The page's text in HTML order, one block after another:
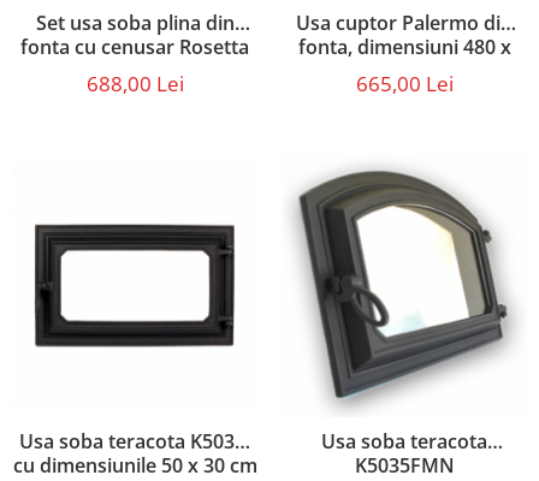
Set usa soba plina din
fonta cu cenusar Rosetta
688,00 Lei
Usa cuptor Palermo din
fonta, dimensiuni 480 x
595 mm
665,00 Lei
Usa soba teracota K5030,
cu dimensiunile 50 x 30 cm
Usa soba teracota
K5035FMN